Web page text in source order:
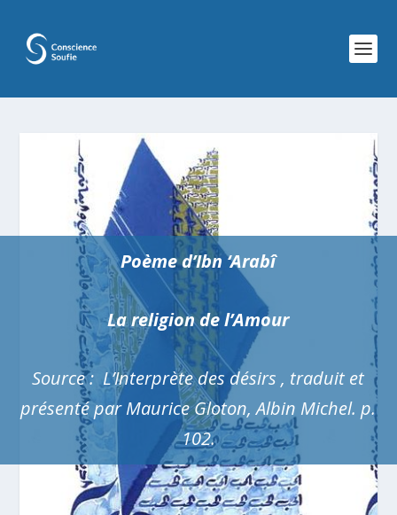
Poème d’Ibn ‘Arabî
La religion de l’Amour
Source : L’Interprète des désirs , traduit et
présenté par Maurice Gloton, Albin Michel. p.
102.